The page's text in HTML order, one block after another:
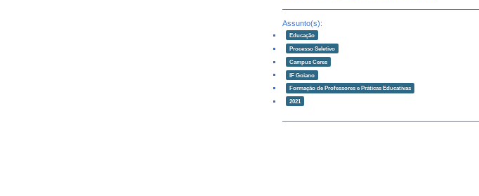
Assunto(s):
Educação
Processo Seletivo
Campus Ceres
IF Goiano
Formação de Professores e Práticas Educativas
2021